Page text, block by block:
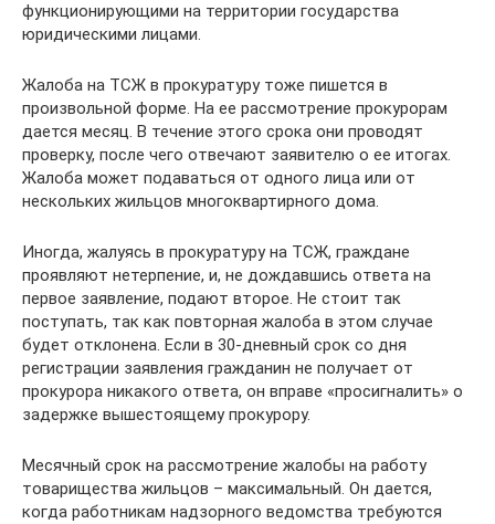
функционирующими на территории государства
юридическими лицами.
Жалоба на ТСЖ в прокуратуру тоже пишется в
произвольной форме. На ее рассмотрение прокурорам
дается месяц. В течение этого срока они проводят
проверку, после чего отвечают заявителю о ее итогах.
Жалоба может подаваться от одного лица или от
нескольких жильцов многоквартирного дома.
Иногда, жалуясь в прокуратуру на ТСЖ, граждане
проявляют нетерпение, и, не дождавшись ответа на
первое заявление, подают второе. Не стоит так
поступать, так как повторная жалоба в этом случае
будет отклонена. Если в 30-дневный срок со дня
регистрации заявления гражданин не получает от
прокурора никакого ответа, он вправе «просигналить» о
задержке вышестоящему прокурору.
Месячный срок на рассмотрение жалобы на работу
товарищества жильцов – максимальный. Он дается,
когда работникам надзорного ведомства требуются